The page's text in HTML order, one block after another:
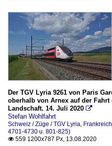
Der TGV Lyria 9261 von Paris
oberhalb von Arnex auf der
Landschaft. 14. Juli 2020 
Stefan Wohlfahrt
Schweiz / Züge / TGV Lyria,
4701-4730 u. 801-825)
 559 1200x787 Px, 13.08.2020